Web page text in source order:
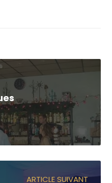
ARTICLE SUIVANT